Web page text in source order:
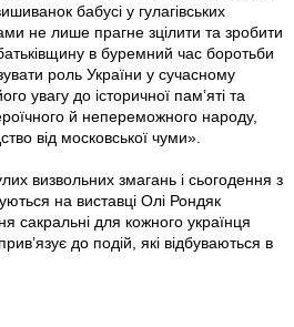
бабусі у гулагівських
не лише прагне зцілити та зробити
в буремний час боротьби
роль України у сучасному
увагу до історичної пам’яті та
й непереможного народу,
від московської чуми».
визвольних змагань і сьогодення з
на виставці Олі Рондяк
сакральні для кожного українця
до подій, які відбуваються в